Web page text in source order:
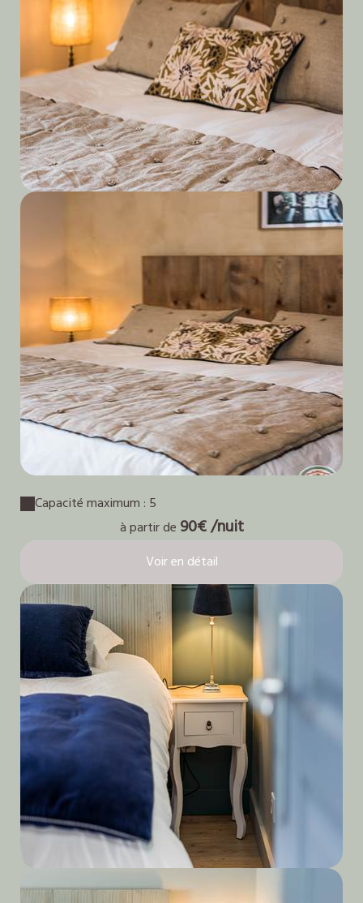
Capacité maximum : 5
à partir de 90€ /nuit
Voir en détail